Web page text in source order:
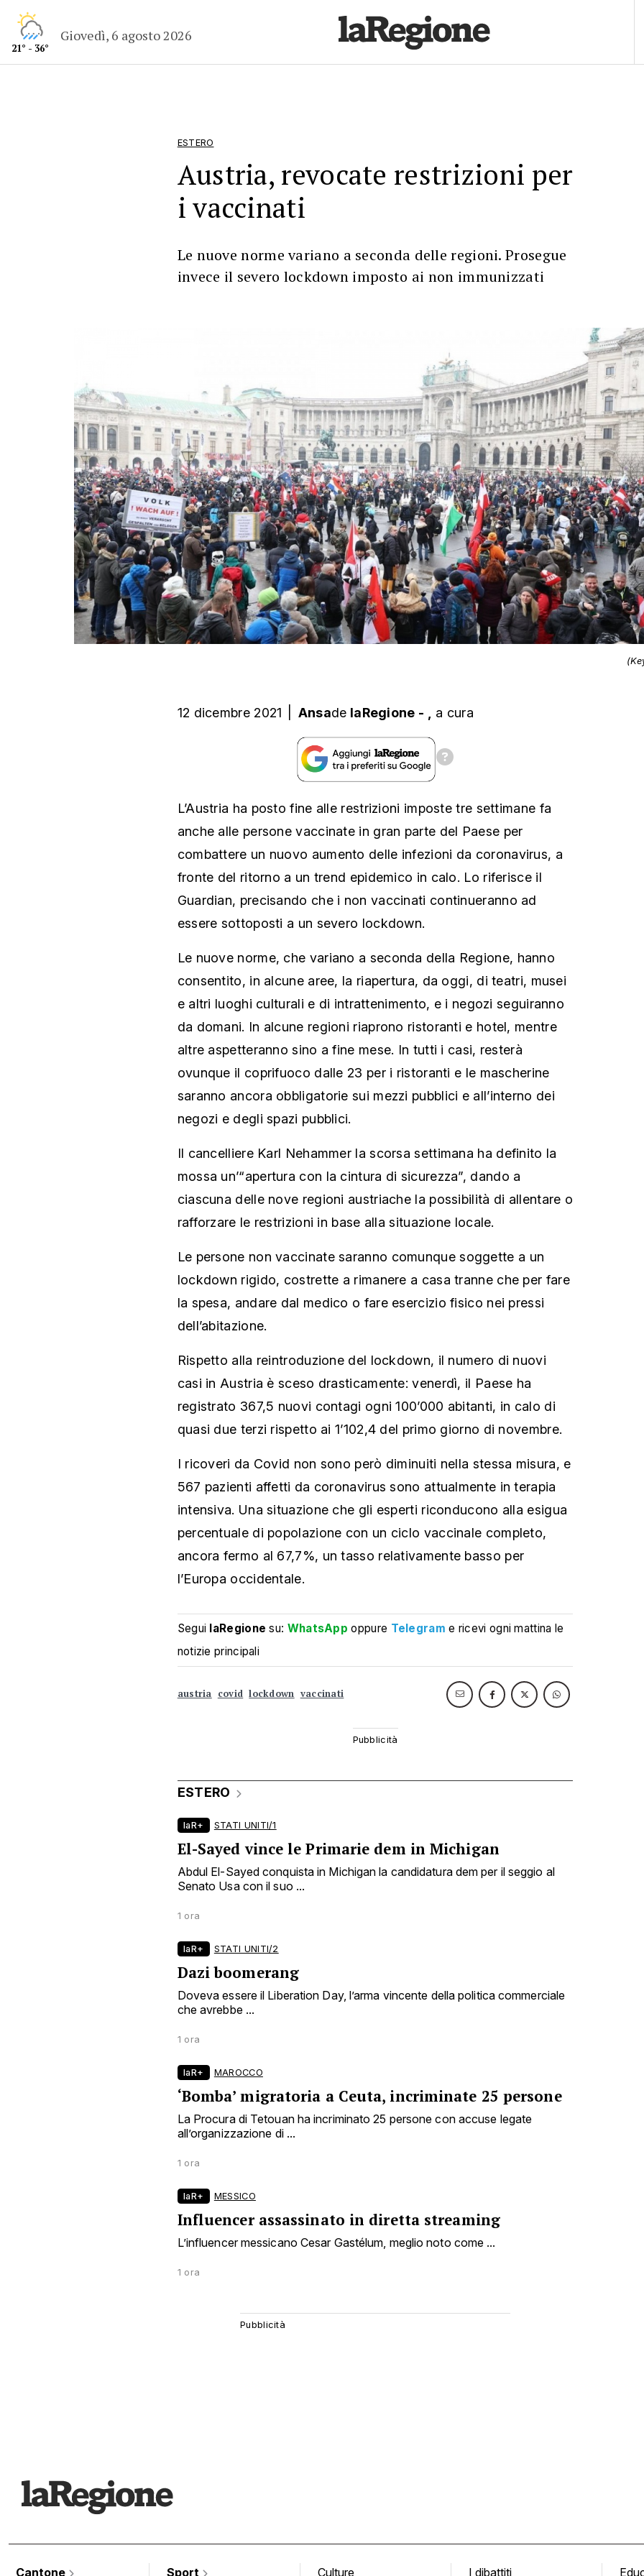
21° - 36°
Giovedì, 6 agosto 2026
ESTERO
Austria, revocate restrizioni per
i vaccinati
Le nuove norme variano a seconda delle regioni. Prosegue
invece il severo lockdown imposto ai non immunizzati
12 dicembre 2021 Ansade laRegione - a cura
L’Austria ha posto fine alle restrizioni imposte tre settimane fa
anche alle persone vaccinate in gran parte del Paese per
combattere un nuovo aumento delle infezioni da coronavirus, a
fronte del ritorno a un trend epidemico in calo. Lo riferisce il
Guardian, precisando che i non vaccinati continueranno ad
essere sottoposti a un severo lockdown.
Le nuove norme, che variano a seconda della Regione, hanno
consentito, in alcune aree, la riapertura, da oggi, di teatri, musei
e altri luoghi culturali e di intrattenimento, e i negozi seguiranno
da domani. In alcune regioni riaprono ristoranti e hotel, mentre
altre aspetteranno sino a fine mese. In tutti i casi, resterà
ovunque il coprifuoco dalle 23 per i ristoranti e le mascherine
saranno ancora obbligatorie sui mezzi pubblici e all’interno dei
negozi e degli spazi pubblici.
Il cancelliere Karl Nehammer la scorsa settimana ha definito la
mossa un’“apertura con la cintura di sicurezza”, dando a
ciascuna delle nove regioni austriache la possibilità di allentare o
rafforzare le restrizioni in base alla situazione locale.
Le persone non vaccinate saranno comunque soggette a un
lockdown rigido, costrette a rimanere a casa tranne che per fare
la spesa, andare dal medico o fare esercizio fisico nei pressi
dell’abitazione.
Rispetto alla reintroduzione del lockdown, il numero di nuovi
casi in Austria è sceso drasticamente: venerdì, il Paese ha
registrato 367,5 nuovi contagi ogni 100’000 abitanti, in calo di
quasi due terzi rispetto ai 1’102,4 del primo giorno di novembre.
I ricoveri da Covid non sono però diminuiti nella stessa misura, e
567 pazienti affetti da coronavirus sono attualmente in terapia
intensiva. Una situazione che gli esperti riconducono alla esigua
percentuale di popolazione con un ciclo vaccinale completo,
ancora fermo al 67,7%, un tasso relativamente basso per
l’Europa occidentale.
Segui laRegione su: WhatsApp oppure Telegram e ricevi ogni mattina le
notizie principali
austria covid lockdown vaccinati
ESTERO
laR+ STATI UNITI/1
El-Sayed vince le Primarie dem in Michigan
Abdul El-Sayed conquista in Michigan la candidatura dem per il seggio al
Senato Usa con il suo ...
1 ora
laR+ STATI UNITI/2
Dazi boomerang
Doveva essere il Liberation Day, l’arma vincente della politica commerciale
che avrebbe ...
1 ora
laR+ MAROCCO
‘Bomba’ migratoria a Ceuta, incriminate 25 persone
La Procura di Tetouan ha incriminato 25 persone con accuse legate
all’organizzazione di ...
1 ora
laR+ MESSICO
Influencer assassinato in diretta streaming
L’influencer messicano Cesar Gastélum, meglio noto come ...
1 ora
Cantone Sport Culture I dibattiti